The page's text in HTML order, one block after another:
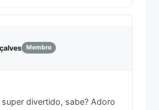
Membro
divertido, sabe? Adoro